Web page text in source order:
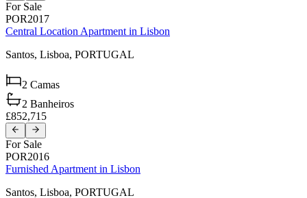
For Sale
POR2017
Central Location Apartment in Lisbon
Santos, Lisboa, PORTUGAL
2 Camas
2 Banheiros
£852,715
For Sale
POR2016
Furnished Apartment in Lisbon
Santos, Lisboa, PORTUGAL